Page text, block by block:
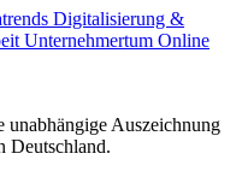
Digitalisierung &
Unternehmertum Online
Auszeichnung
Deutschland.